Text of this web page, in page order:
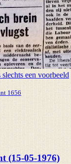
een voorbeeld
1656
(15-05-1976)